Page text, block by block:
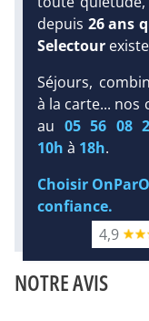
Infos météo :
29 °C
Infos plages :
Dist.Distance:
< 100 m
Équipement :
63
Tx
Plongée sous-
Détails
NOTRE AVIS
depuis 26 ans
Selectour
Séjours,
à la carte...
au 05 56 08
10h à 18h.
Choisir
confiance.
4,9